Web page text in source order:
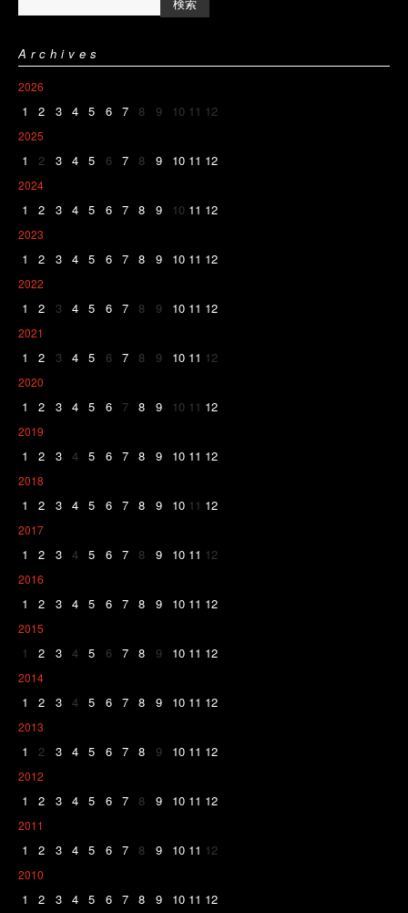
Archives
2026
1 2 3 4 5 6 7 8 9 10 11 12
2025
1 2 3 4 5 6 7 8 9 10 11 12
2024
1 2 3 4 5 6 7 8 9 10 11 12
2023
1 2 3 4 5 6 7 8 9 10 11 12
2022
1 2 3 4 5 6 7 8 9 10 11 12
2021
1 2 3 4 5 6 7 8 9 10 11 12
2020
1 2 3 4 5 6 7 8 9 10 11 12
2019
1 2 3 4 5 6 7 8 9 10 11 12
2018
1 2 3 4 5 6 7 8 9 10 11 12
2017
1 2 3 4 5 6 7 8 9 10 11 12
2016
1 2 3 4 5 6 7 8 9 10 11 12
2015
1 2 3 4 5 6 7 8 9 10 11 12
2014
1 2 3 4 5 6 7 8 9 10 11 12
2013
1 2 3 4 5 6 7 8 9 10 11 12
2012
1 2 3 4 5 6 7 8 9 10 11 12
2011
1 2 3 4 5 6 7 8 9 10 11 12
2010
1 2 3 4 5 6 7 8 9 10 11 12